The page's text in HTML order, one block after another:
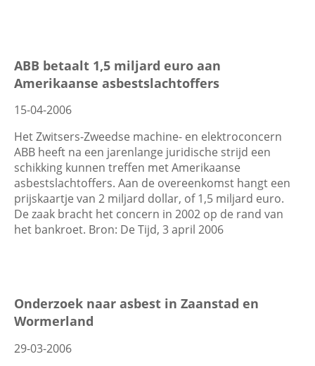
ABB betaalt 1,5 miljard euro aan
Amerikaanse asbestslachtoffers
15-04-2006
Het Zwitsers-Zweedse machine- en elektroconcern
ABB heeft na een jarenlange juridische strijd een
schikking kunnen treffen met Amerikaanse
asbestslachtoffers. Aan de overeenkomst hangt een
prijskaartje van 2 miljard dollar, of 1,5 miljard euro.
De zaak bracht het concern in 2002 op de rand van
het bankroet. Bron: De Tijd, 3 april 2006
Onderzoek naar asbest in Zaanstad en
Wormerland
29-03-2006